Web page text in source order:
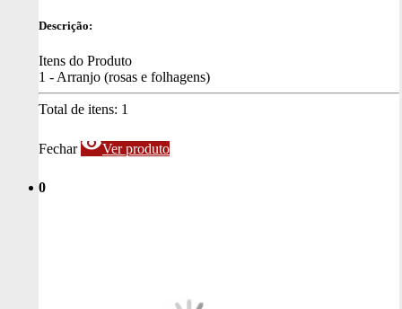
Descrição:
Itens do Produto
1 - Arranjo (rosas e folhagens)
Total de itens: 1
Fechar visibilityVer produto
0